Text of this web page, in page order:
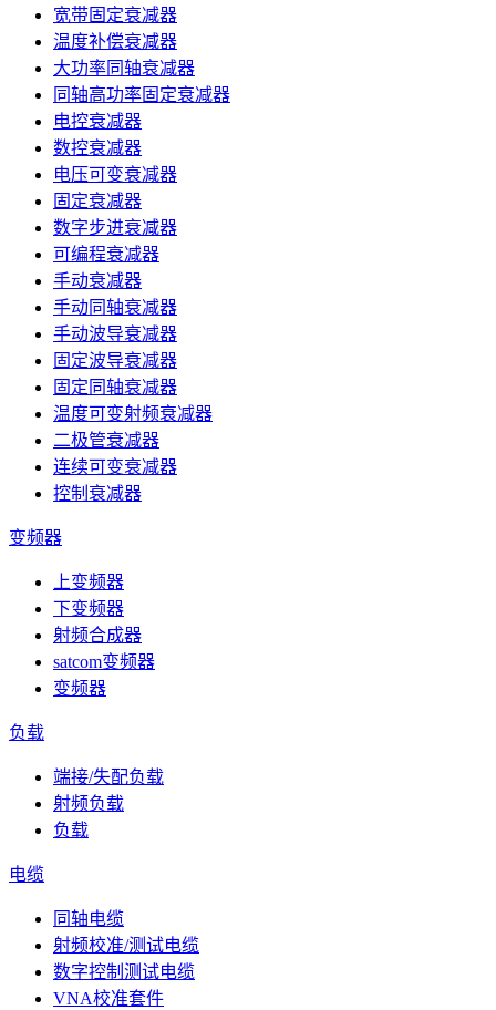
宽带固定衰减器
温度补偿衰减器
大功率同轴衰减器
同轴高功率固定衰减器
电控衰减器
数控衰减器
电压可变衰减器
固定衰减器
数字步进衰减器
可编程衰减器
手动衰减器
手动同轴衰减器
手动波导衰减器
固定波导衰减器
固定同轴衰减器
温度可变射频衰减器
二极管衰减器
连续可变衰减器
控制衰减器
变频器
上变频器
下变频器
射频合成器
satcom变频器
变频器
负载
端接/失配负载
射频负载
负载
电缆
同轴电缆
射频校准/测试电缆
数字控制测试电缆
VNA校准套件